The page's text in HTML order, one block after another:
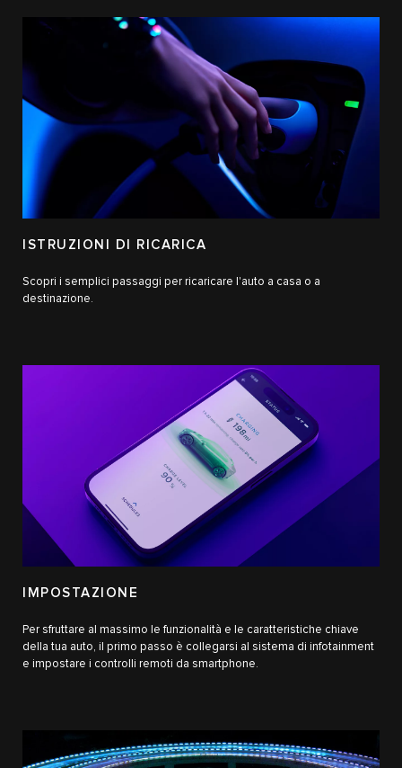
ISTRUZIONI DI RICARICA
Scopri i semplici passaggi per ricaricare l'auto a casa o a
destinazione.
IMPOSTAZIONE
Per sfruttare al massimo le funzionalità e le caratteristiche chiave
della tua auto, il primo passo è collegarsi al sistema di infotainment
e impostare i controlli remoti da smartphone.